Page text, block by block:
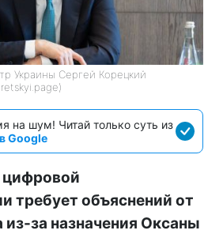
Украины Сергей Корецкий
на шум! Читай только суть из
Google
цифровой
требует объяснений от
из-за назначения Оксаны